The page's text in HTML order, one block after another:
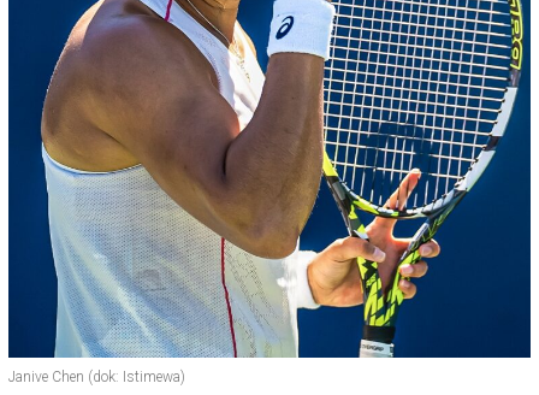
Janive Chen (dok: Istimewa)